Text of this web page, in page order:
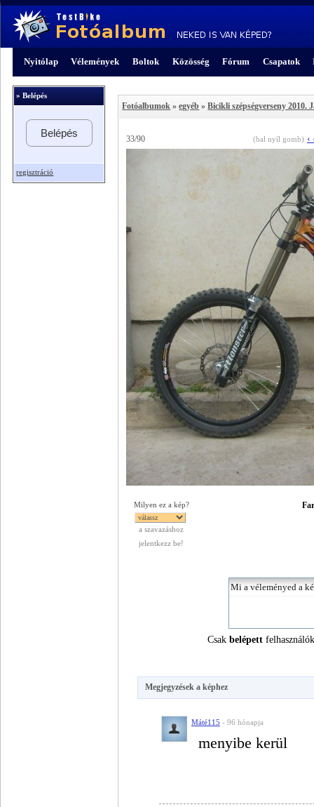
Nyitólap Vélemények Boltok Közösség Fórum Csapatok
» Belépés
Belépés
regisztráció
Fotóalbumok »egyéb »Bicikli szépségverseny 2010.
33/90 (bal nyíl gomb) ‹
Milyen ez a kép?
a szavazáshoz
jelentkezz be!
Csakbelépett
Megjegyzések a képhez
Máté115 - 96 hónapja
menyibe kerül